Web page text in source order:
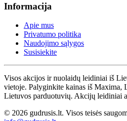
Informacija
Apie mus
Privatumo politika
Naudojimo sąlygos
Susisiekite
Visos akcijos ir nuolaidų leidiniai iš
vietoje. Palyginkite kainas iš
Lietuvos parduotuvių. Akcijų leidiniai
© 2026 gudrusis.lt. Visos teisės